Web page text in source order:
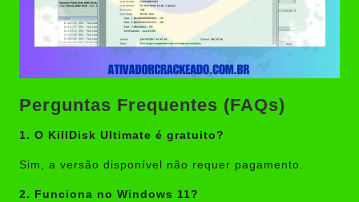
Perguntas Frequentes (FAQs)
1. O KillDisk Ultimate é gratuito?
Sim, a versão disponível não requer pagamento.
2. Funciona no Windows 11?